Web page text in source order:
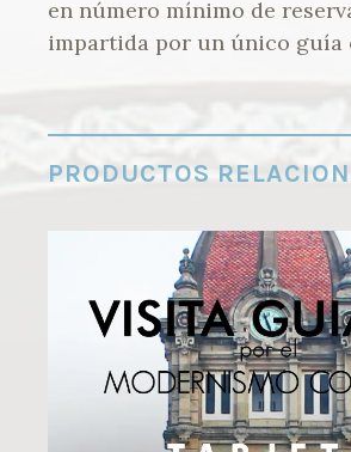
en número mínimo de
impartida por un único guía
PRODUCTOS